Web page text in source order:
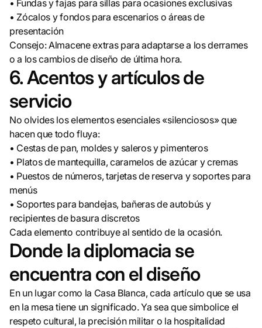
• Fundas y fajas para sillas para ocasiones exclusivas
• Zócalos y fondos para escenarios o áreas de
presentación
Consejo: Almacene extras para adaptarse a los derrames
o a los cambios de diseño de última hora.
6. Acentos y artículos de
servicio
No olvides los elementos esenciales «silenciosos» que
hacen que todo fluya:
• Cestas de pan, moldes y saleros y pimenteros
• Platos de mantequilla, caramelos de azúcar y cremas
• Puestos de números, tarjetas de reserva y soportes para
menús
• Soportes para bandejas, bañeras de autobús y
recipientes de basura discretos
Cada elemento contribuye al sentido de la ocasión.
Donde la diplomacia se
encuentra con el diseño
En un lugar como la Casa Blanca, cada artículo que se usa
en la mesa tiene un significado. Ya sea que simbolice el
respeto cultural, la precisión militar o la hospitalidad